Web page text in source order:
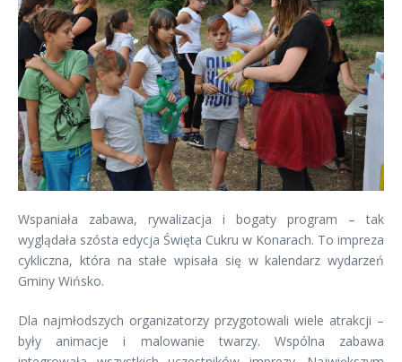
Wspaniała zabawa, rywalizacja i bogaty program – tak
wyglądała szósta edycja Święta Cukru w Konarach. To impreza
cykliczna, która na stałe wpisała się w kalendarz wydarzeń
Gminy Wińsko.
Dla najmłodszych organizatorzy przygotowali wiele atrakcji –
były animacje i malowanie twarzy. Wspólna zabawa